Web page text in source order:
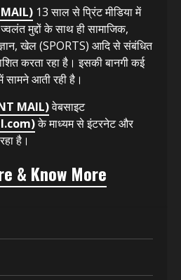
13 साल से प्रिंट मीडिया में
मुद्दों के साथ ही सामाजिक,
खेल (SPORTS) आदि से संबंधित
करता रहा है। इसकी बानगी कई
आती रही है।
MAIL)वेबसाइट
के माध्यम से इंटरनेट और
है।
& Know More